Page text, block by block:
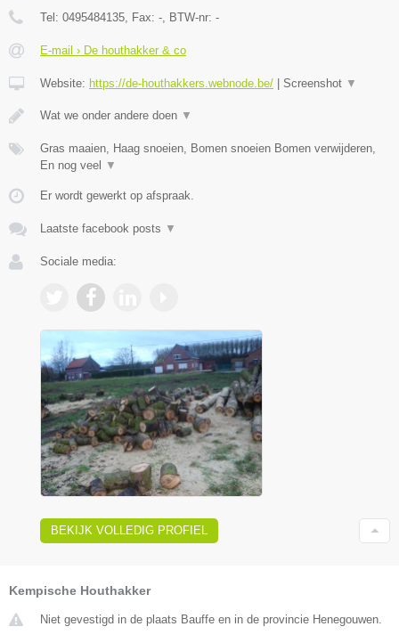
Tel: 0495484135, Fax: -, BTW-nr: -
E-mail › De houthakker & co
Website: https://de-houthakkers.webnode.be/ Screenshot ▼
Wat we onder andere doen ▼
Gras maaien, Haag snoeien, Bomen snoeien Bomen verwijderen,
En nog veel
▼
Er wordt gewerkt op afspraak.
Laatste facebook posts ▼
Sociale media:
BEKIJK VOLLEDIG PROFIEL
Kempische Houthakker
Niet gevestigd in de plaats Bauffe en in de provincie Henegouwen.